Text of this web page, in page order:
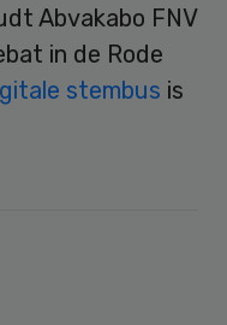
Abvakabo FNV
in de Rode
stembus is